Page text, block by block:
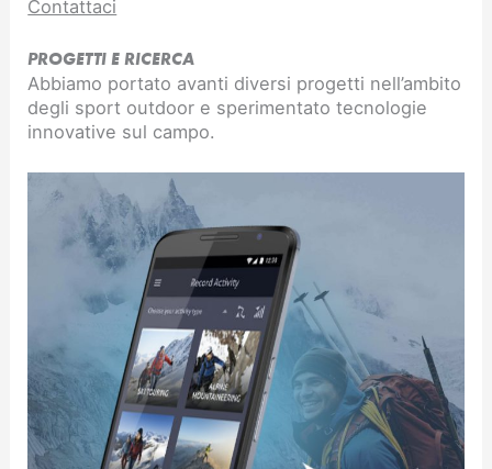
Contattaci
PROGETTI E RICERCA
Abbiamo portato avanti diversi progetti nell’ambito
degli sport outdoor e sperimentato tecnologie
innovative sul campo.